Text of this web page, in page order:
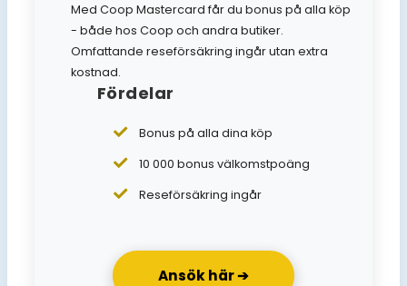
Med Coop Mastercard får du bonus på alla köp
- både hos Coop och andra butiker.
Omfattande reseförsäkring ingår utan extra
kostnad.
Fördelar
Bonus på alla dina köp
10 000 bonus välkomstpoäng
Reseförsäkring ingår
Ansök här ➔